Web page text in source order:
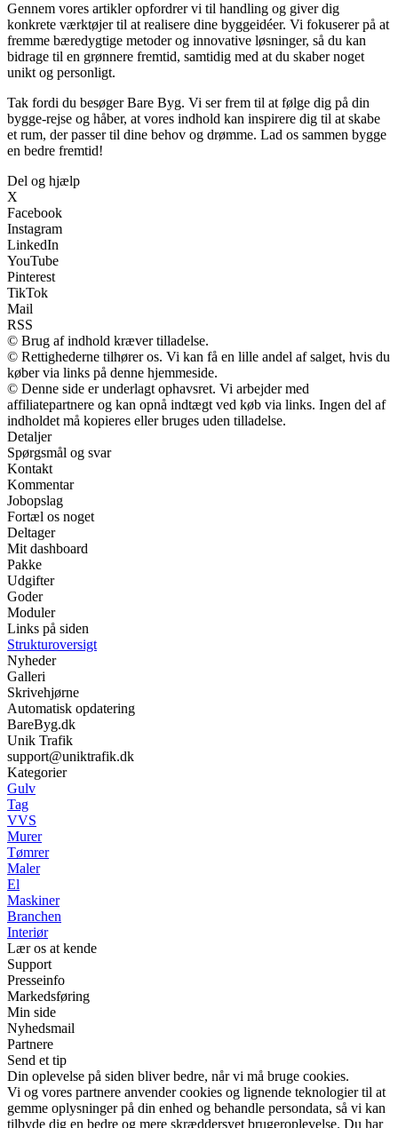
Gennem vores artikler opfordrer vi til handling og giver dig
konkrete værktøjer til at realisere dine byggeidéer. Vi fokuserer på at
fremme bæredygtige metoder og innovative løsninger, så du kan
bidrage til en grønnere fremtid, samtidig med at du skaber noget
unikt og personligt.
Tak fordi du besøger Bare Byg. Vi ser frem til at følge dig på din
bygge-rejse og håber, at vores indhold kan inspirere dig til at skabe
et rum, der passer til dine behov og drømme. Lad os sammen bygge
en bedre fremtid!
Del og hjælp
X
Facebook
Instagram
LinkedIn
YouTube
Pinterest
TikTok
Mail
RSS
© Brug af indhold kræver tilladelse.
© Rettighederne tilhører os. Vi kan få en lille andel af salget, hvis du
køber via links på denne hjemmeside.
© Denne side er underlagt ophavsret. Vi arbejder med
affiliatepartnere og kan opnå indtægt ved køb via links. Ingen del af
indholdet må kopieres eller bruges uden tilladelse.
Detaljer
Spørgsmål og svar
Kontakt
Kommentar
Jobopslag
Fortæl os noget
Deltager
Mit dashboard
Pakke
Udgifter
Goder
Moduler
Links på siden
Strukturoversigt
Nyheder
Galleri
Skrivehjørne
Automatisk opdatering
BareByg.dk
Unik Trafik
support@uniktrafik.dk
Kategorier
Gulv
Tag
VVS
Murer
Tømrer
Maler
El
Maskiner
Branchen
Interiør
Lær os at kende
Support
Presseinfo
Markedsføring
Min side
Nyhedsmail
Partnere
Send et tip
Din oplevelse på siden bliver bedre, når vi må bruge cookies.
Vi og vores partnere anvender cookies og lignende teknologier til at
gemme oplysninger på din enhed og behandle persondata, så vi kan
tilbyde dig en bedre og mere skræddersyet brugeroplevelse. Du har